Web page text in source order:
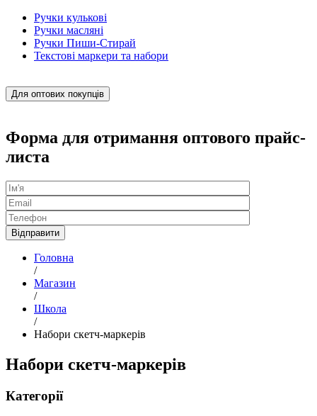
Ручки кулькові
Ручки масляні
Ручки Пиши-Стирай
Текстові маркери та набори
Для оптових покупців
Форма для отримання оптового прайс-
листа
Головна
/
Магазин
/
Школа
/
Набори скетч-маркерів
Набори скетч-маркерів
Категорії